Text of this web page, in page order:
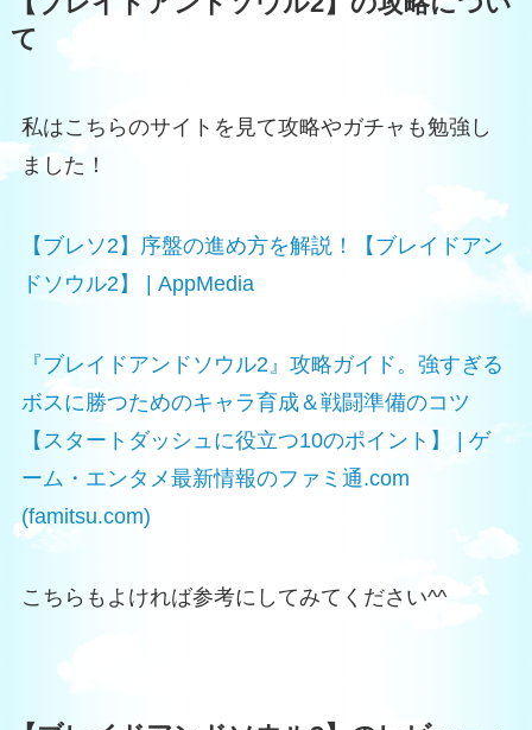
て
私はこちらのサイトを見て攻略やガチャも勉強し
ました！
【ブレソ2】序盤の進め方を解説！【ブレイドアン
ドソウル2】 | AppMedia
『ブレイドアンドソウル2』攻略ガイド。強すぎる
ボスに勝つためのキャラ育成＆戦闘準備のコツ
【スタートダッシュに役立つ10のポイント】 | ゲ
ーム・エンタメ最新情報のファミ通.com
(famitsu.com)
こちらもよければ参考にしてみてください^^